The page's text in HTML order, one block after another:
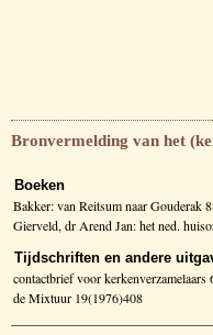
Bronvermelding van het
Boeken
Bakker: van Reitsum naar Gouderak
Gierveld, dr Arend Jan: het ned.
Tijdschriften en andere
contactbrief voor
de Mixtuur 19(1976)408